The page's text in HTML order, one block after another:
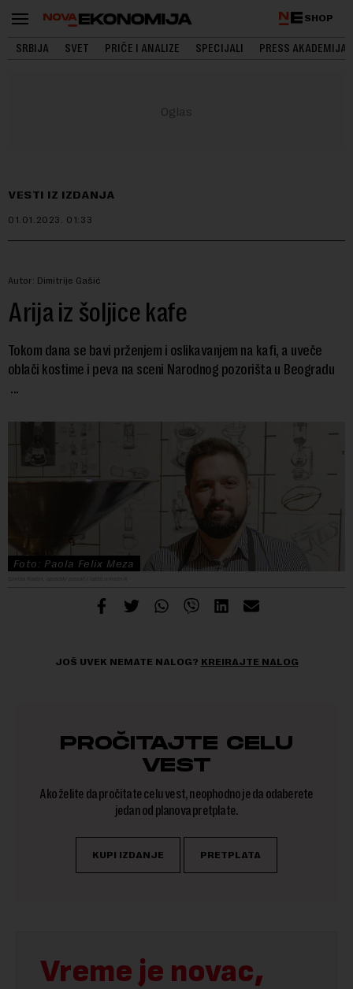
SHOP
SRBIJA SVET PRIČE I ANALIZE SPECIJALI PRESS AKADEMIJA
VESTI IZ IZDANJA
01.01.2023. 01:33
Autor: Dimitrije Gašić
Arija iz šoljice kafe
Tokom dana se bavi prženjem i oslikavanjem na kafi, a uveče
oblači kostime i peva na sceni Narodnog pozorišta u Beogradu
...
Foto: Paola Felix Meza
JOŠ UVEK NEMATE NALOG? KREIRAJTE NALOG
PROČITAJTE CELU
VEST
Ako želite da pročitate celu vest, neophodno je da odaberete
jedan od planova pretplate.
KUPI IZDANJE PRETPLATA
Vreme je novac,